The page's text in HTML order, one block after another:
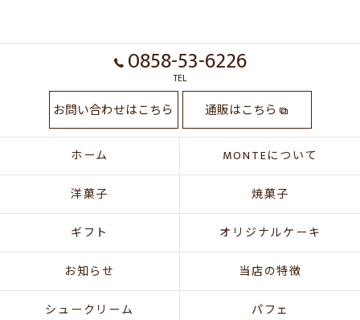
0858-53-6226
TEL
お問い合わせはこちら 通販はこちら
ホーム MONTEについて
洋菓子 焼菓子
ギフト オリジナルケーキ
お知らせ 当店の特徴
シュークリーム パフェ